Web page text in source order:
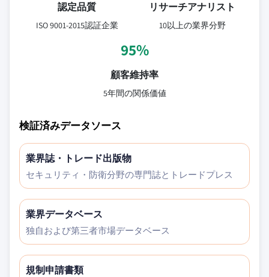
認定品質
ISO 9001-2015認証企業
リサーチアナリスト
10以上の業界分野
95%
顧客維持率
5年間の関係価値
検証済みデータソース
業界誌・トレード出版物
セキュリティ・防衛分野の専門誌とトレードプレス
業界データベース
独自および第三者市場データベース
規制申請書類